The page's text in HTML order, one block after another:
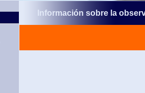
Información sobre la